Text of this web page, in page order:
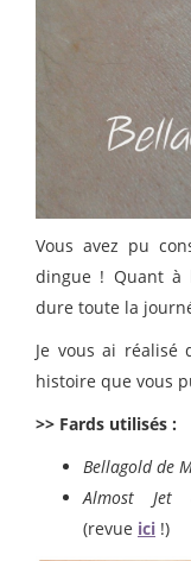
Vous avez pu
dingue ! Quant à
dure toute la
Je vous ai réalisé
histoire que vous
>> Fards utilisés :
Bellagold de
Almost Jet
(revue ici !)